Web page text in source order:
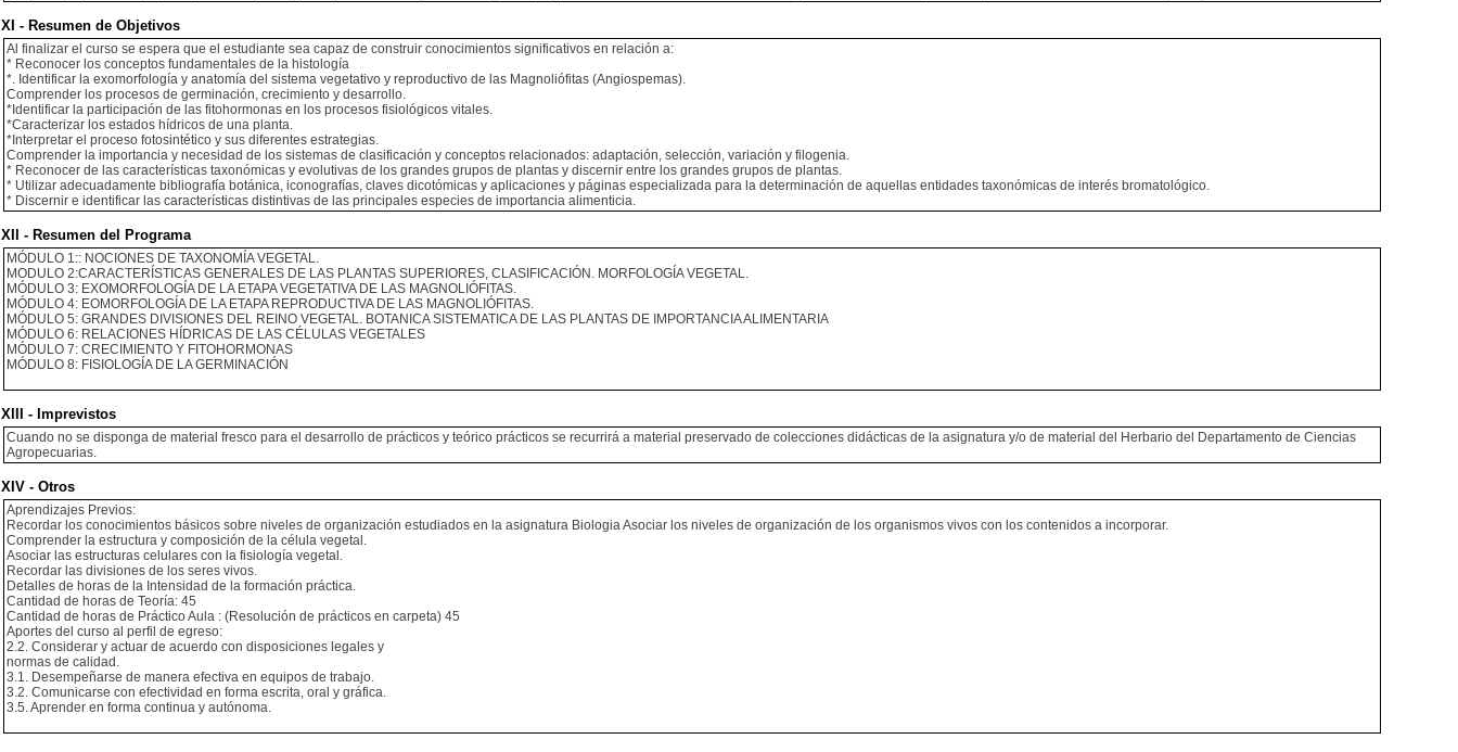
XI - Resumen de Objetivos
Al finalizar el curso se espera que el estudiante sea capaz de construir conocimientos significativos en relación a:
* Reconocer los conceptos fundamentales de la histología
*. Identificar la exomorfología y anatomía del sistema vegetativo y reproductivo de las Magnoliófitas (Angiospemas).
Comprender los procesos de germinación, crecimiento y desarrollo.
*Identificar la participación de las fitohormonas en los procesos fisiológicos vitales.
*Caracterizar los estados hídricos de una planta.
*Interpretar el proceso fotosintético y sus diferentes estrategias.
Comprender la importancia y necesidad de los sistemas de clasificación y conceptos relacionados: adaptación, selección, variación y filogenia.
* Reconocer de las características taxonómicas y evolutivas de los grandes grupos de plantas y discernir entre los grandes grupos de plantas.
* Utilizar adecuadamente bibliografía botánica, iconografías, claves dicotómicas y aplicaciones y páginas especializada para la determinación de aquellas entidades taxonómicas de interés bromatológico.
* Discernir e identificar las características distintivas de las principales especies de importancia alimenticia.
XII - Resumen del Programa
MÓDULO 1:: NOCIONES DE TAXONOMÍA VEGETAL.
MODULO 2:CARACTERÍSTICAS GENERALES DE LAS PLANTAS SUPERIORES, CLASIFICACIÓN. MORFOLOGÍA VEGETAL.
MÓDULO 3: EXOMORFOLOGÍA DE LA ETAPA VEGETATIVA DE LAS MAGNOLIÓFITAS.
MÓDULO 4: EOMORFOLOGÍA DE LA ETAPA REPRODUCTIVA DE LAS MAGNOLIÓFITAS.
MÓDULO 5: GRANDES DIVISIONES DEL REINO VEGETAL. BOTANICA SISTEMATICA DE LAS PLANTAS DE IMPORTANCIA ALIMENTARIA
MÓDULO 6: RELACIONES HÍDRICAS DE LAS CÉLULAS VEGETALES
MÓDULO 7: CRECIMIENTO Y FITOHORMONAS
MÓDULO 8: FISIOLOGÍA DE LA GERMINACIÓN
XIII - Imprevistos
Cuando no se disponga de material fresco para el desarrollo de prácticos y teórico prácticos se recurrirá a material preservado de colecciones didácticas de la asignatura y/o de material del Herbario del Departamento de Ciencias
Agropecuarias.
XIV - Otros
Aprendizajes Previos:
Recordar los conocimientos básicos sobre niveles de organización estudiados en la asignatura Biologia Asociar los niveles de organización de los organismos vivos con los contenidos a incorporar.
Comprender la estructura y composición de la célula vegetal.
Asociar las estructuras celulares con la fisiología vegetal.
Recordar las divisiones de los seres vivos.
Detalles de horas de la Intensidad de la formación práctica.
Cantidad de horas de Teoría: 45
Cantidad de horas de Práctico Aula : (Resolución de prácticos en carpeta) 45
Aportes del curso al perfil de egreso:
2.2. Considerar y actuar de acuerdo con disposiciones legales y
normas de calidad.
3.1. Desempeñarse de manera efectiva en equipos de trabajo.
3.2. Comunicarse con efectividad en forma escrita, oral y gráfica.
3.5. Aprender en forma continua y autónoma.